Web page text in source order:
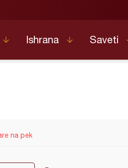
Ishrana Saveti
na pek